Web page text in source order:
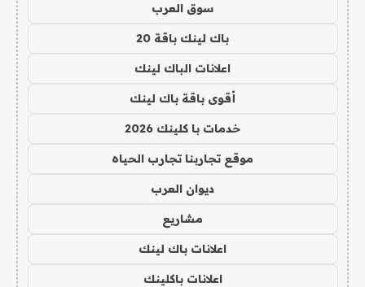
سوق العرب
باك لينك باقة 20
اعلانات الباك لينك
أقوى باقة باك لينك
خدمات با كلينك 2026
موقع تجاربنا تجارب الحياه
ديوان العرب
مشاريع
اعلانات باك لينك
اعلانات باكلينك